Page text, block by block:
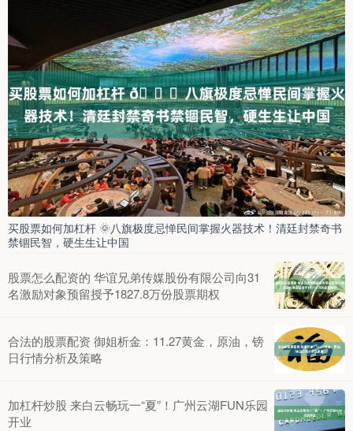
买股票如何加杠杆 🌞八旗极度忌惮民间掌握火器技术！清廷封禁奇书
禁锢民智，硬生生让中国
股票怎么配资的 华谊兄弟传媒股份有限公司向31
名激励对象预留授予1827.8万份股票期权
合法的股票配资 御姐析金：11.27黄金，原油，镑
日行情分析及策略
加杠杆炒股 来白云畅玩一“夏”！广州云湖FUN乐园
开业